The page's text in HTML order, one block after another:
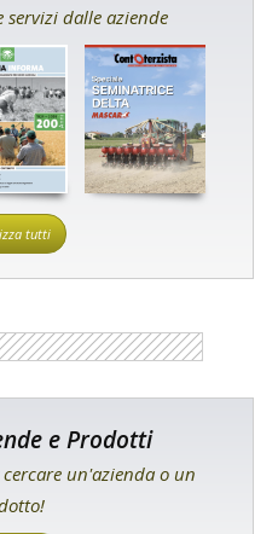
servizi dalle aziende
tutti
e Prodotti
un'azienda o un